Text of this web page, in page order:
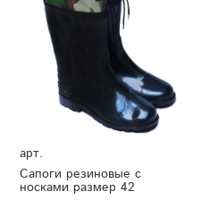
арт.
Сапоги резиновые с
носками размер 42